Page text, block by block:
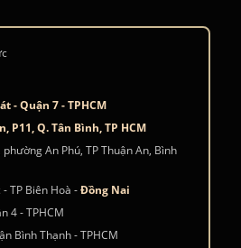
- Quận 7 - TPHCM
P11, Q. Tân Bình, TP HCM
An Phú, TP Thuận An, Bình
TP Biên Hoà -Đồng Nai
4 - TPHCM
Bình Thạnh - TPHCM